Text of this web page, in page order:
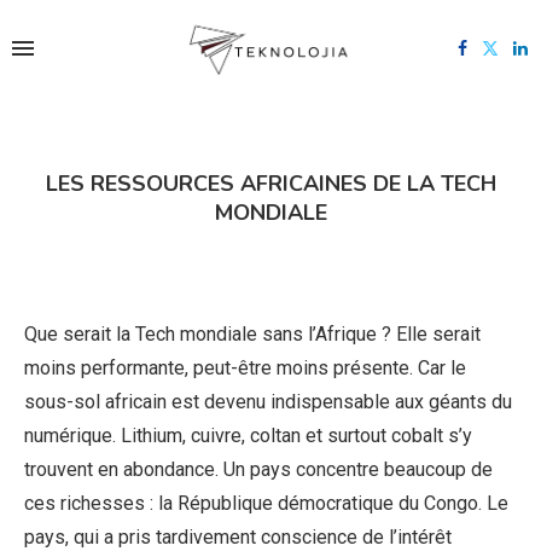
LES RESSOURCES AFRICAINES DE LA TECH
MONDIALE
Que serait la Tech mondiale sans l’Afrique ? Elle serait
moins performante, peut-être moins présente. Car le
sous-sol africain est devenu indispensable aux géants du
numérique. Lithium, cuivre, coltan et surtout cobalt s’y
trouvent en abondance. Un pays concentre beaucoup de
ces richesses : la République démocratique du Congo. Le
pays, qui a pris tardivement conscience de l’intérêt